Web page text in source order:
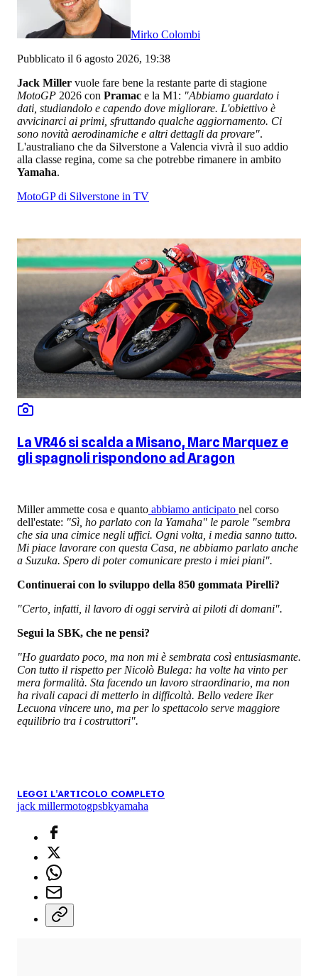
Mirko Colombi
Pubblicato il 6 agosto 2026, 19:38
Jack Miller vuole fare bene la restante parte di stagione
MotoGP 2026 con Pramac e la M1: "Abbiamo guardato i
dati, studiandolo e capendo dove migliorare. L'obiettivo è
avvicinarci ai primi, sfruttando qualche aggiornamento. Ci
sono novità aerodinamiche e altri dettagli da provare".
L'australiano che da Silverstone a Valencia vivrà il suo addio
alla classe regina, come sa che potrebbe rimanere in ambito
Yamaha.
MotoGP di Silverstone in TV
La VR46 si scalda a Misano, Marc Marquez e
gli spagnoli rispondono ad Aragon
Miller ammette cosa e quanto abbiamo anticipato nel corso
dell'estate: "Sì, ho parlato con la Yamaha" le parole "sembra
che sia una cimice negli uffici. Ogni volta, i media sanno tutto.
Mi piace lavorare con questa Casa, ne abbiamo parlato anche
a Suzuka. Spero di poter comunicare presto i miei piani".
Continuerai con lo sviluppo della 850 gommata Pirelli?
"Certo, infatti, il lavoro di oggi servirà ai piloti di domani".
Segui la SBK, che ne pensi?
"Ho guardato poco, ma non mi è sembrata così entusiasmante.
Con tutto il rispetto per Nicolò Bulega: ha volte ha vinto per
mera formalità. Sta facendo un lavoro straordinario, ma non
ha rivali capaci di metterlo in difficoltà. Bello vedere Iker
Lecuona vincere uno, ma per lo spettacolo serve maggiore
equilibrio tra i costruttori".
LEGGI L'ARTICOLO COMPLETO
jack millermotogpsbkyamaha